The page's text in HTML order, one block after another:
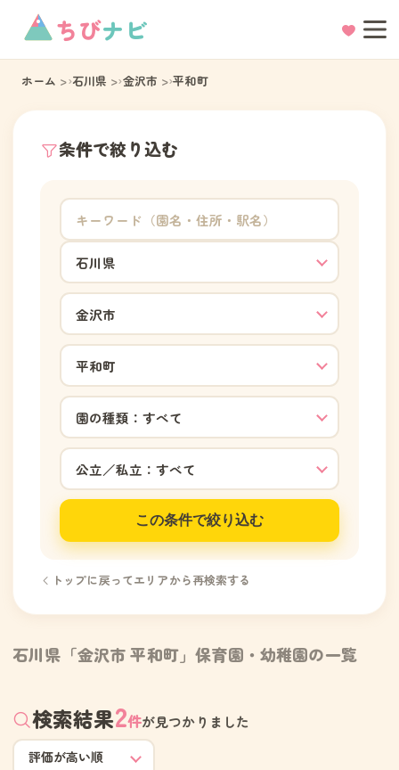
ちびナビ
ホーム 石川県 金沢市 平和町
条件で絞り込む
この条件で絞り込む
トップに戻ってエリアから再検索する
石川県「金沢市 平和町」保育園・幼稚園の一覧
検索結果2件が見つかりました